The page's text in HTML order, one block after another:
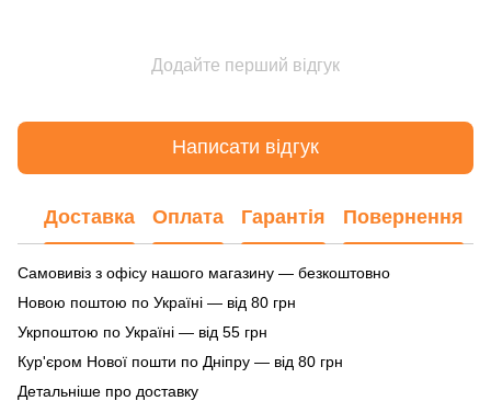
Додайте перший відгук
Написати відгук
Доставка Оплата Гарантія Повернення
Самовивіз з офісу нашого магазину — безкоштовно
Новою поштою по Україні — від 80 грн
Укрпоштою по Україні — від 55 грн
Кур'єром Нової пошти по Дніпру — від 80 грн
Детальніше про доставку